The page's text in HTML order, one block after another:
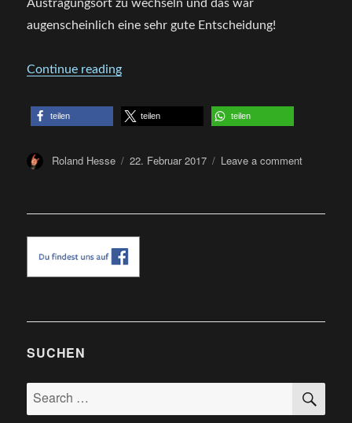
Austragungsort zu wechseln und das war
augenscheinlich eine sehr gute Entscheidung!
Continue reading„Baden In Blut Festival 2016“
teilen teilen teilen
Author
Roland Hesse
Posted
22. Februar 2017 Leave a commenton
SUCHEN
Search
for: